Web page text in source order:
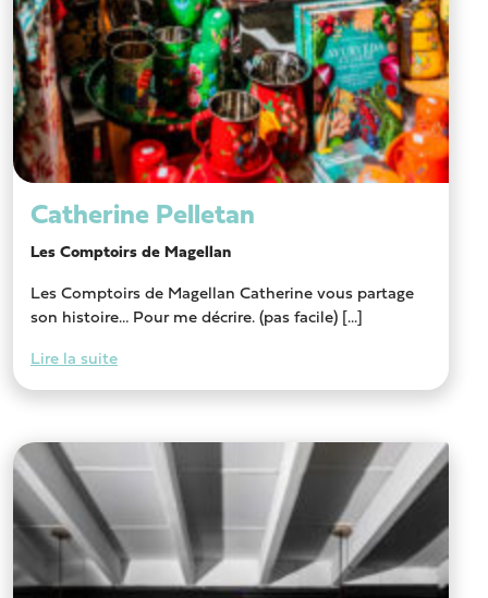
Catherine Pelletan
Les Comptoirs de Magellan
Les Comptoirs de Magellan Catherine vous partage
son histoire… Pour me décrire. (pas facile) [...]
Lire la suite